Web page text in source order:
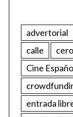
advertorial
calle
Cine
entrada